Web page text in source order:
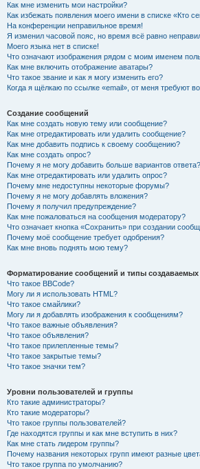
Как мне изменить мои настройки?
Как избежать появления моего имени в списке «Кто
На конференции неправильное время!
Я изменил часовой пояс, но время всё равно
Моего языка нет в списке!
Что означают изображения рядом с моим именем
Как мне включить отображение аватары?
Что такое звание и как я могу изменить его?
Когда я щёлкаю по ссылке «email», от меня требуют
Создание сообщений
Как мне создать новую тему или сообщение?
Как мне отредактировать или удалить сообщение?
Как мне добавить подпись к своему сообщению?
Как мне создать опрос?
Почему я не могу добавить больше вариантов ответа?
Как мне отредактировать или удалить опрос?
Почему мне недоступны некоторые форумы?
Почему я не могу добавлять вложения?
Почему я получил предупреждение?
Как мне пожаловаться на сообщения модератору?
Что означает кнопка «Сохранить» при создании
Почему моё сообщение требует одобрения?
Как мне вновь поднять мою тему?
Форматирование сообщений и типы создаваемых
Что такое BBCode?
Могу ли я использовать HTML?
Что такое смайлики?
Могу ли я добавлять изображения к сообщениям?
Что такое важные объявления?
Что такое объявления?
Что такое прилепленные темы?
Что такое закрытые темы?
Что такое значки тем?
Уровни пользователей и группы
Кто такие администраторы?
Кто такие модераторы?
Что такое группы пользователей?
Где находятся группы и как мне вступить в них?
Как мне стать лидером группы?
Почему названия некоторых групп имеют разные
Что такое группа по умолчанию?